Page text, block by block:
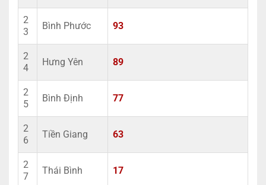
2
3
Bình Phước 93
2
4
Hưng Yên 89
2
5
Bình Định 77
2
6
Tiền Giang 63
2
7
Thái Bình 17